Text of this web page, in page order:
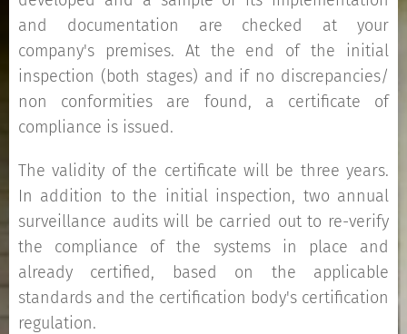
and documentation are checked at your
company's premises. At the end of the initial
inspection (both stages) and if no discrepancies/
non conformities are found, a certificate of
compliance is issued.
The validity of the certificate will be three years.
In addition to the initial inspection, two annual
surveillance audits will be carried out to re-verify
the compliance of the systems in place and
already certified, based on the applicable
standards and the certification body's certification
regulation.